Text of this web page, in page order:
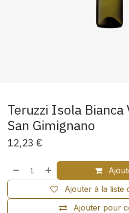
Teruzzi Isola Bianca
San Gimignano
12,23 €
Ajouter pour
Ajouter à la liste